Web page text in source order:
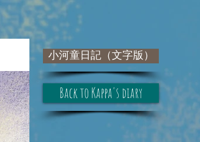
小河童日記（文字版）
Back to Kappa's diary